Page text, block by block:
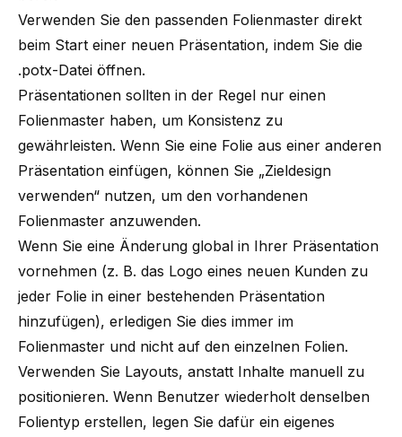
Verwenden Sie den passenden Folienmaster direkt
beim Start einer neuen Präsentation, indem Sie die
.potx-Datei öffnen.
Präsentationen sollten in der Regel nur einen
Folienmaster haben, um Konsistenz zu
gewährleisten. Wenn Sie eine Folie aus einer anderen
Präsentation einfügen, können Sie „Zieldesign
verwenden“ nutzen, um den vorhandenen
Folienmaster anzuwenden.
Wenn Sie eine Änderung global in Ihrer Präsentation
vornehmen (z. B. das Logo eines neuen Kunden zu
jeder Folie in einer bestehenden Präsentation
hinzufügen), erledigen Sie dies immer im
Folienmaster und nicht auf den einzelnen Folien.
Verwenden Sie Layouts, anstatt Inhalte manuell zu
positionieren. Wenn Benutzer wiederholt denselben
Folientyp erstellen, legen Sie dafür ein eigenes